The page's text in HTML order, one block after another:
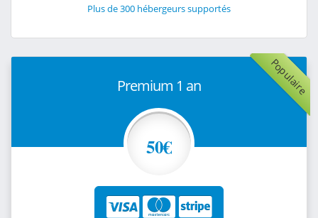
Plus de 300 hébergeurs supportés
Populaire
Premium 1 an
50€